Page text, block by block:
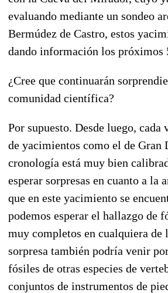
evaluando mediante un sondeo
Bermúdez de Castro, estos
dando información los próximos
¿Cree que continuarán
comunidad científica?
Por supuesto. Desde luego, cada
de yacimientos como el de Gran
cronología está muy bien
esperar sorpresas en cuanto a la
que en este yacimiento se
podemos esperar el hallazgo de
muy completos en cualquiera de
sorpresa también podría venir
fósiles de otras especies de
conjuntos de instrumentos de